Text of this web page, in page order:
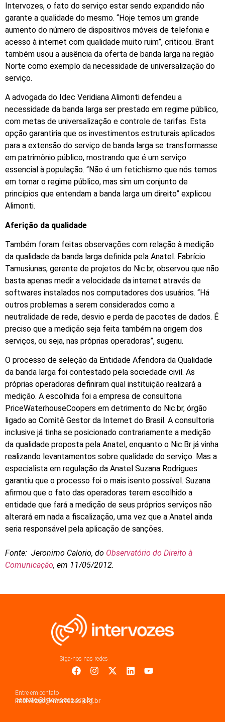
Intervozes, o fato do serviço estar sendo expandido não
garante a qualidade do mesmo. “Hoje temos um grande
aumento do número de dispositivos móveis de telefonia e
acesso à internet com qualidade muito ruim”, criticou. Brant
também usou a ausência da oferta de banda larga na região
Norte como exemplo da necessidade de universalização do
serviço.
A advogada do Idec Veridiana Alimonti defendeu a
necessidade da banda larga ser prestado em regime público,
com metas de universalização e controle de tarifas. Esta
opção garantiria que os investimentos estruturais aplicados
para a extensão do serviço de banda larga se transformasse
em patrimônio público, mostrando que é um serviço
essencial à população. “Não é um fetichismo que nós temos
em tornar o regime público, mas sim um conjunto de
princípios que entendam a banda larga um direito” explicou
Alimonti.
Aferição da qualidade
Também foram feitas observações com relação à medição
da qualidade da banda larga definida pela Anatel. Fabrício
Tamusiunas, gerente de projetos do Nic.br, observou que não
basta apenas medir a velocidade da internet através de
softwares instalados nos computadores dos usuários. “Há
outros problemas a serem considerados como a
neutralidade de rede, desvio e perda de pacotes de dados. É
preciso que a medição seja feita também na origem dos
serviços, ou seja, nas próprias operadoras”, sugeriu.
O processo de seleção da Entidade Aferidora da Qualidade
da banda larga foi contestado pela sociedade civil. As
próprias operadoras definiram qual instituição realizará a
medição. A escolhida foi a empresa de consultoria
PriceWaterhouseCoopers em detrimento do Nic.br, órgão
ligado ao Comitê Gestor da Internet do Brasil. A consultoria
inclusive já tinha se posicionado contrariamente a medição
da qualidade proposta pela Anatel, enquanto o Nic.Br já vinha
realizando levantamentos sobre qualidade do serviço. Mas a
especialista em regulação da Anatel Suzana Rodrigues
garantiu que o processo foi o mais isento possível. Suzana
afirmou que o fato das operadoras terem escolhido a
entidade que fará a medição de seus próprios serviços não
alterará em nada a fiscalização, uma vez que a Anatel ainda
seria responsável pela aplicação de sanções.
Fonte: Jeronimo Calorio, do Observatório do Direito à
Comunicação, em 11/05/2012.
Siga-nos nas redes
Entre em contato
intervozes@intervozes.org.br
contato@intervozes.org.br